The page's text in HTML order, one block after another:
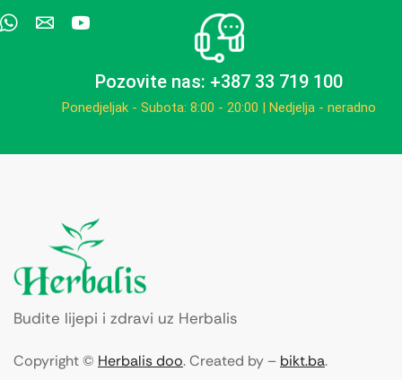
Pozovite nas: +387 33 719 100
Ponedjeljak - Subota: 8:00 - 20:00 | Nedjelja - neradno
Budite lijepi i zdravi uz Herbalis
Copyright © Herbalis doo. Created by – bikt.ba.